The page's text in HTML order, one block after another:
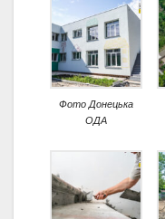
Фото Донецька
ОДА